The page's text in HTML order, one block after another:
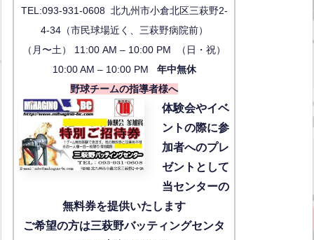
TEL:093-931-0608 北九州市小倉北区三萩野2-
4-34（市民球場近く、三萩野病院前）
（月〜土） 11:00 AM – 10:00 PM （日・祝）
10:00 AM – 10:00 PM 年中無休
野球チームの指導者様へ
体験会やイベ
ントの際に参
加者へのプレ
ゼントとして
当センターの
無料券を提供いたします
ご希望の方は三萩野バッティングセンタ